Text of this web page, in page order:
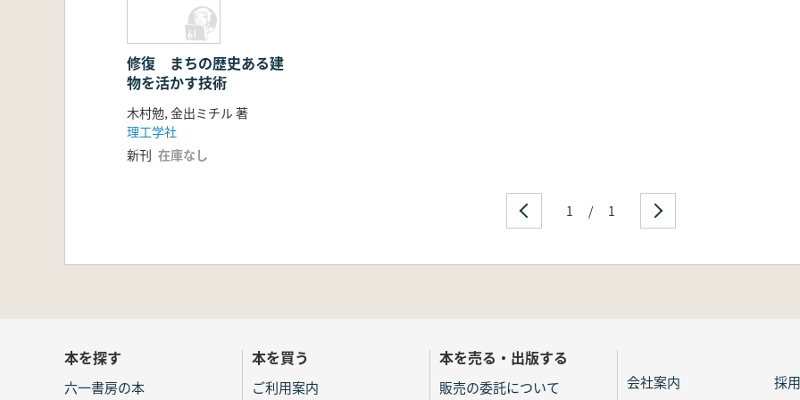
修復 まちの歴史ある建
物を活かす技術
木村勉, 金出ミチル 著
理工学社
新刊 在庫なし
1 / 1
本を探す
六一書房の本
本を買う
ご利用案内
本を売る・出版する
販売の委託について 会社案内 採